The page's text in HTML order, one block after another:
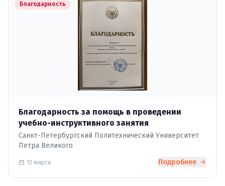
Благодарность
Благодарность за помощь в проведении
учебно-инструктивного занятия
Санкт-Петербургский Политехнический Университет
Петра Великого
13 марта Подробнее